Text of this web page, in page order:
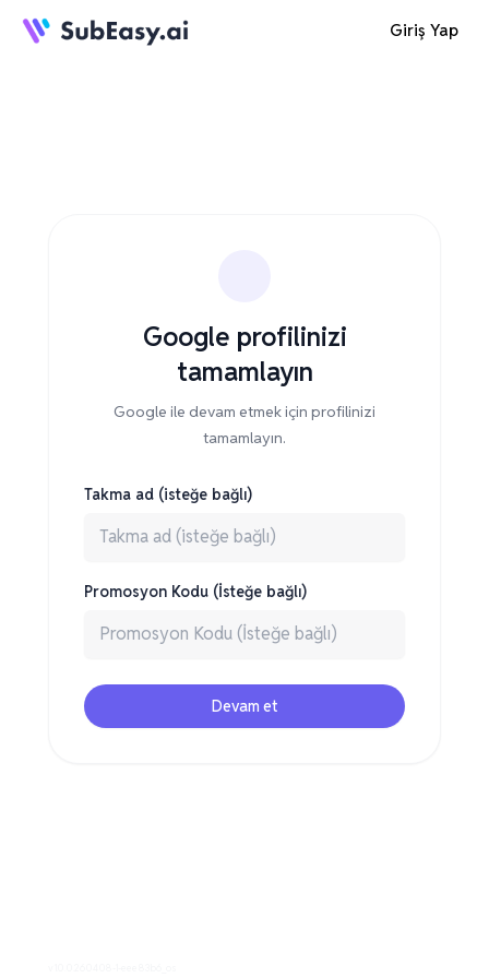
Giriş Yap
Google profilinizi
tamamlayın
Google ile devam etmek için profilinizi
tamamlayın.
Takma ad (isteğe bağlı)
Promosyon Kodu (İsteğe bağlı)
Devam et